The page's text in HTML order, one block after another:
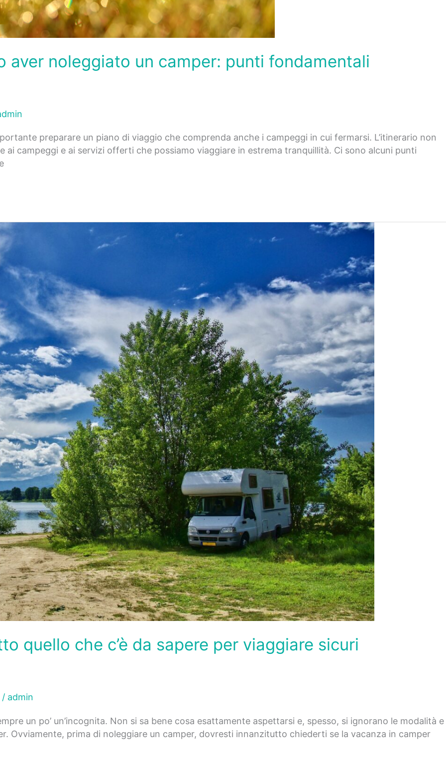
aver noleggiato un camper: punti fondamentali
preparare un piano di viaggio che comprenda anche i campeggi in cui fermarsi. L’itinerario non
campeggi e ai servizi offerti che possiamo viaggiare in estrema tranquillità. Ci sono alcuni punti
quello che c’è da sapere per viaggiare sicuri
/ admin
un po’ un’incognita. Non si sa bene cosa esattamente aspettarsi e, spesso, si ignorano le modalità e
Ovviamente, prima di noleggiare un camper, dovresti innanzitutto chiederti se la vacanza in camper